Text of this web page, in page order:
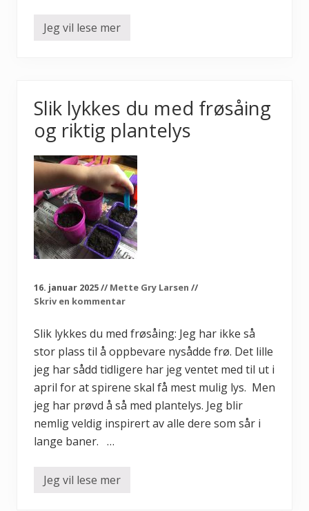
6
u
t
r
e
n
g
e
r
f
o
r
å
l
a
g
e
j
ø
k
e
n
h
a
g
e
i
p
a
l
l
r
Jeg vil lese mer
Slik lykkes du med frøsåing
og riktig plantelys
16. januar 2025// Mette Gry Larsen //
Skriv en kommentar
Slik lykkes du med frøsåing: Jeg har ikke så
stor plass til å oppbevare nysådde frø. Det lille
jeg har sådd tidligere har jeg ventet med til ut i
april for at spirene skal få mest mulig lys. Men
jeg har prøvd å så med plantelys. Jeg blir
nemlig veldig inspirert av alle dere som sår i
lange baner. …
S
Jeg vil lese mer